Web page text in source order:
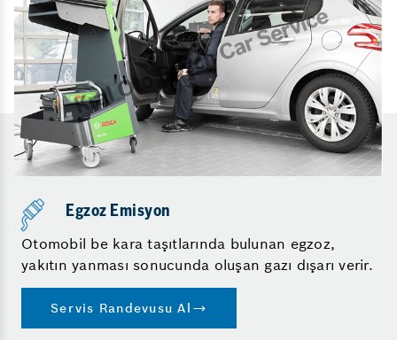
Egzoz Emisyon
Otomobil be kara taşıtlarında bulunan egzoz,
yakıtın yanması sonucunda oluşan gazı dışarı verir.
Servis Randevusu Al